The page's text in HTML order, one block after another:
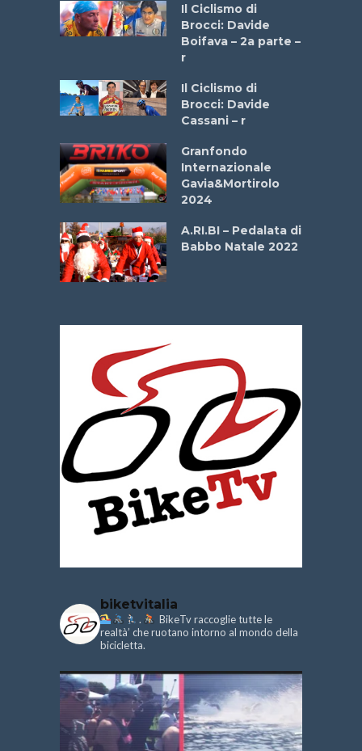
Il Ciclismo di
Brocci: Davide
Boifava – 2a parte –
r
Il Ciclismo di
Brocci: Davide
Cassani – r
Granfondo
Internazionale
Gavia&Mortirolo
2024
A.RI.BI – Pedalata di
Babbo Natale 2022
biketvitalia
.
BikeTv raccoglie tutte le
realtà’ che ruotano intorno al mondo della
bicicletta.